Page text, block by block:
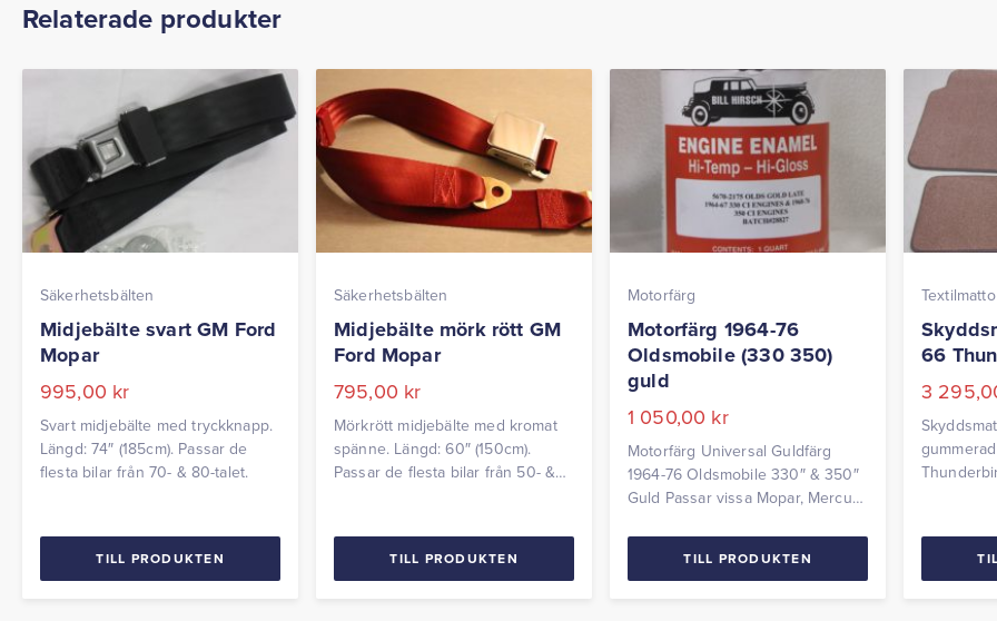
Relaterade produkter
Säkerhetsbälten
Midjebälte svart GM Ford
Mopar
995,00 kr
Svart midjebälte med tryckknapp.
Längd: 74″ (185cm). Passar de
flesta bilar från 70- & 80-talet.
TILL PRODUKTEN
Säkerhetsbälten
Midjebälte mörk rött GM
Ford Mopar
795,00 kr
Mörkrött midjebälte med kromat
spänne. Längd: 60″ (150cm).
Passar de flesta bilar från 50- &
TILL PRODUKTEN
Motorfärg
Motorfärg 1964-76
Oldsmobile (330 350)
guld
1 050,00 kr
Motorfärg Universal Guldfärg
1964-76 Oldsmobile 330″ & 350″
Guld Passar vissa Mopar, Mercury
TILL PRODUKTEN
66
3